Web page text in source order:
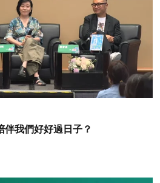
我們好好過日子？